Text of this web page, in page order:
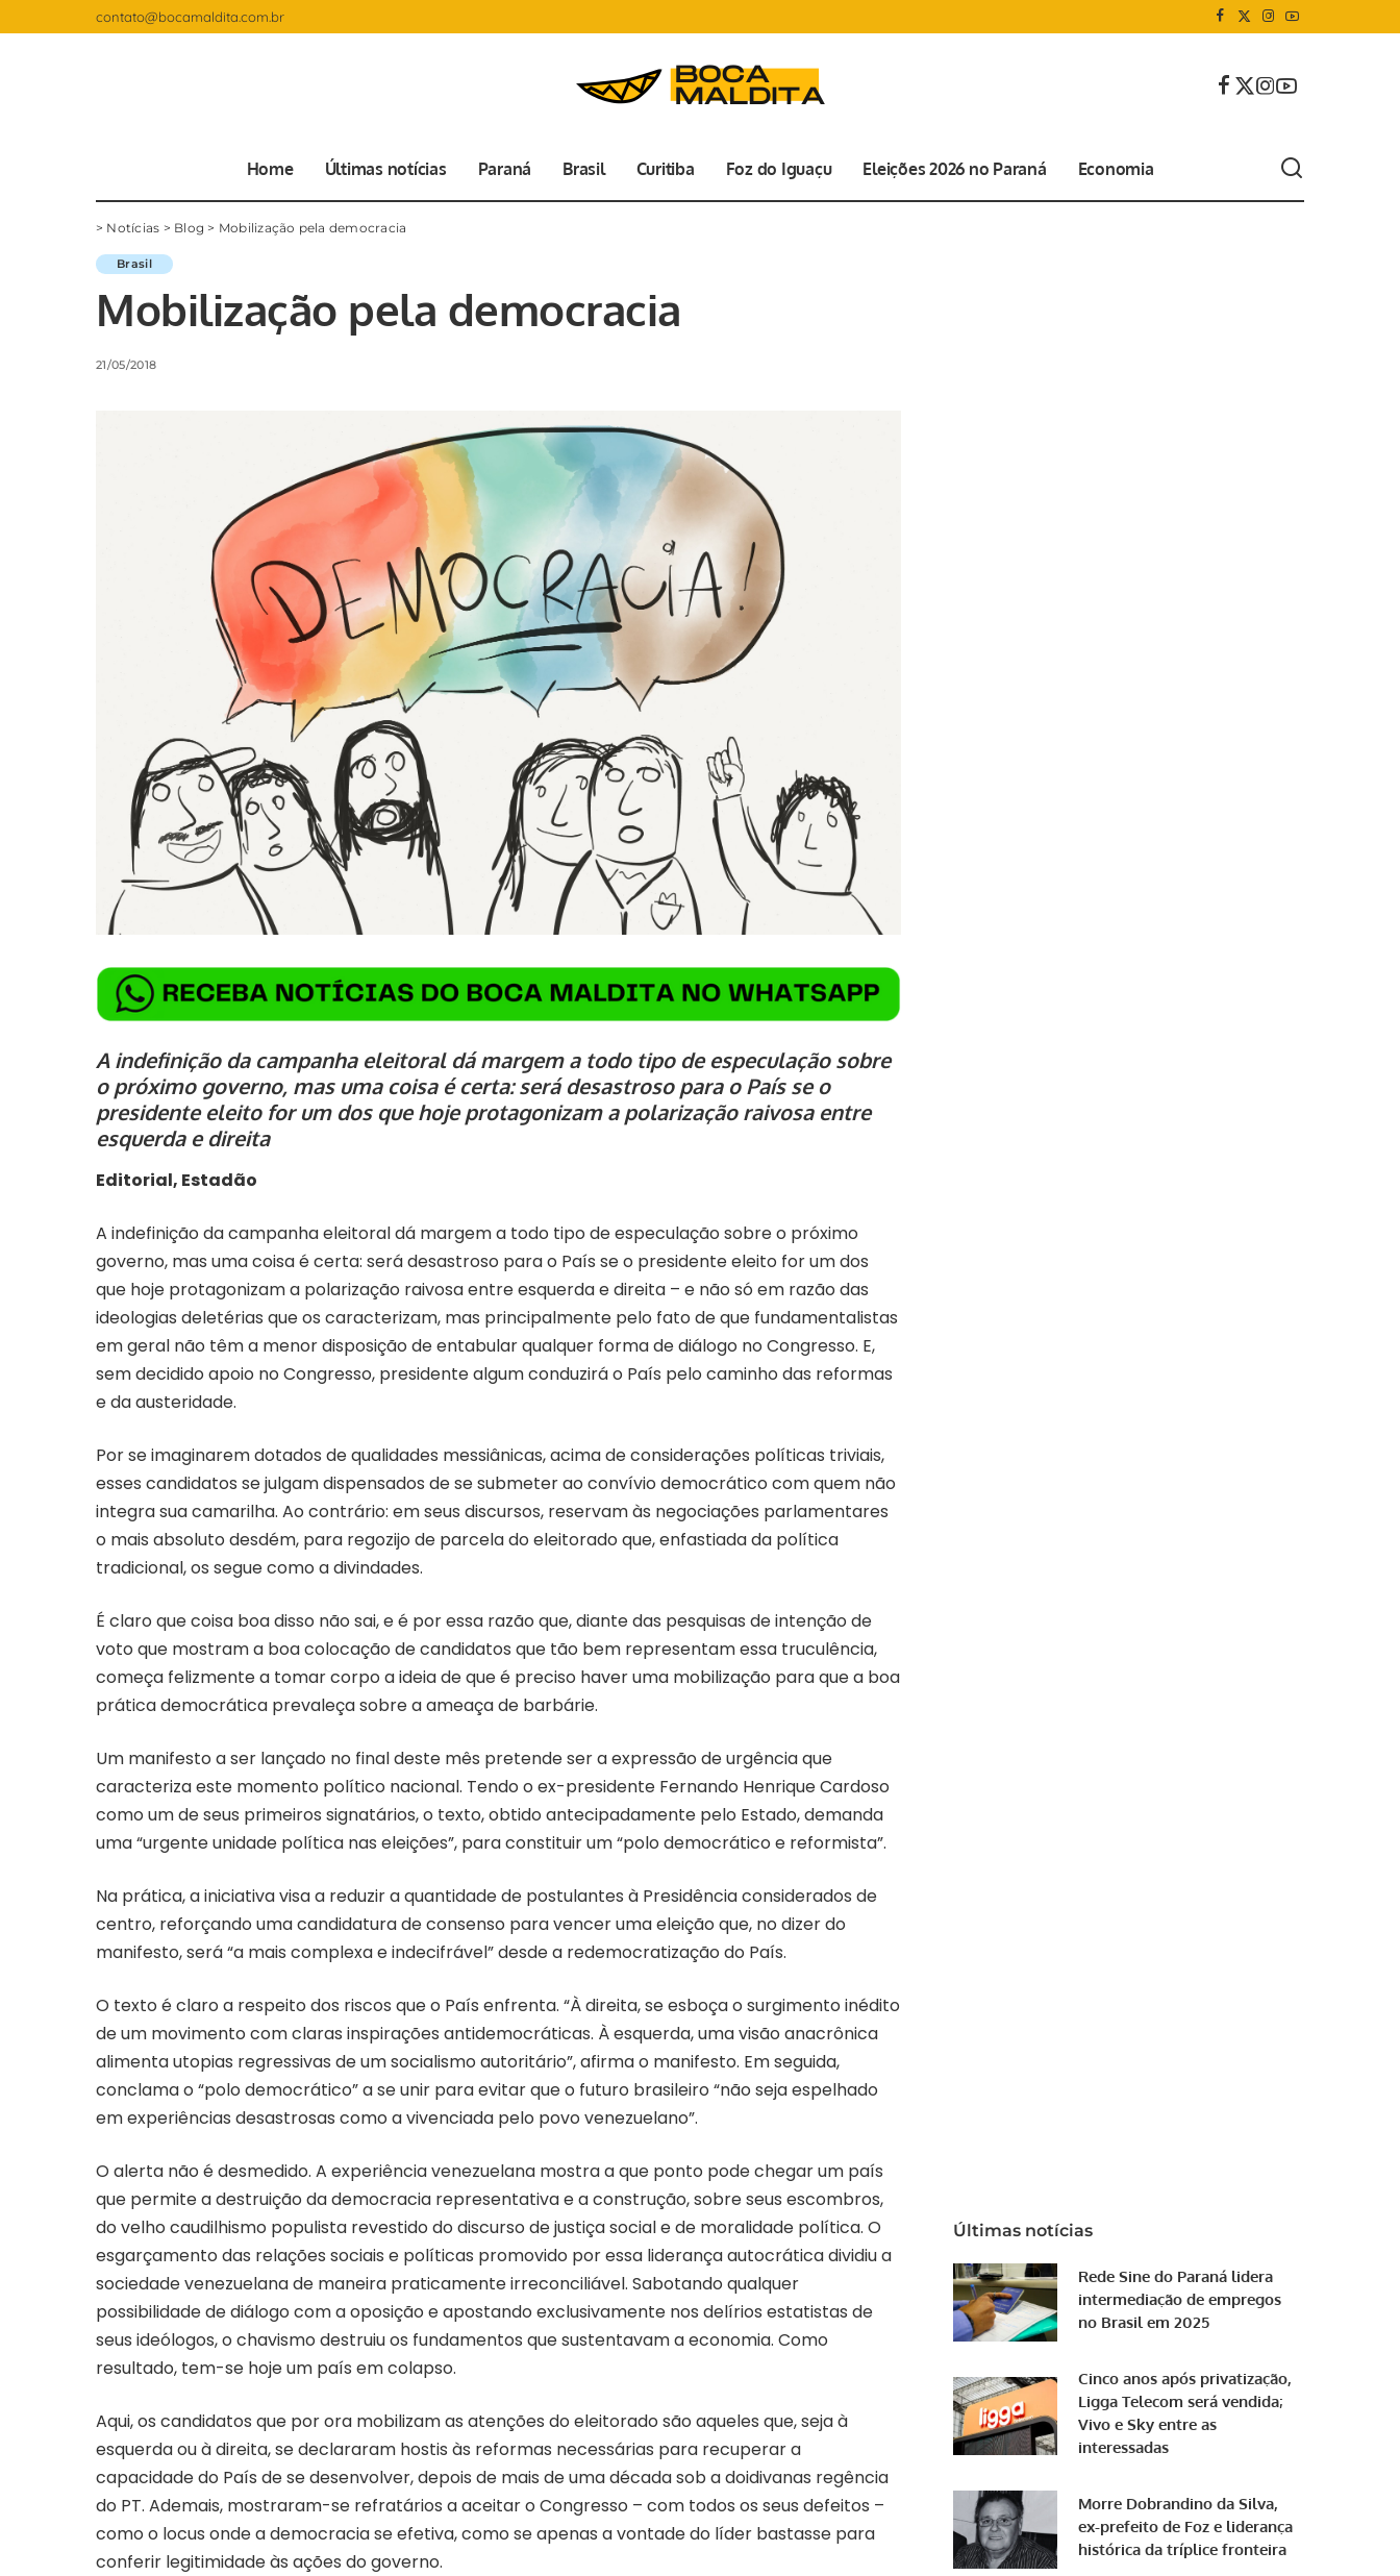
contato@bocamaldita.com.br
Home Últimas notícias Paraná Brasil Curitiba Foz do Iguaçu Eleições 2026 no Paraná Economia
> Notícias > Blog > Mobilização pela democracia
Brasil
Mobilização pela democracia
21/05/2018
A indefinição da campanha eleitoral dá margem a todo tipo de especulação sobre
o próximo governo, mas uma coisa é certa: será desastroso para o País se o
presidente eleito for um dos que hoje protagonizam a polarização raivosa entre
esquerda e direita
Editorial, Estadão
A indefinição da campanha eleitoral dá margem a todo tipo de especulação sobre o próximo
governo, mas uma coisa é certa: será desastroso para o País se o presidente eleito for um dos
que hoje protagonizam a polarização raivosa entre esquerda e direita – e não só em razão das
ideologias deletérias que os caracterizam, mas principalmente pelo fato de que fundamentalistas
em geral não têm a menor disposição de entabular qualquer forma de diálogo no Congresso. E,
sem decidido apoio no Congresso, presidente algum conduzirá o País pelo caminho das reformas
e da austeridade.
Por se imaginarem dotados de qualidades messiânicas, acima de considerações políticas triviais,
esses candidatos se julgam dispensados de se submeter ao convívio democrático com quem não
integra sua camarilha. Ao contrário: em seus discursos, reservam às negociações parlamentares
o mais absoluto desdém, para regozijo de parcela do eleitorado que, enfastiada da política
tradicional, os segue como a divindades.
É claro que coisa boa disso não sai, e é por essa razão que, diante das pesquisas de intenção de
voto que mostram a boa colocação de candidatos que tão bem representam essa truculência,
começa felizmente a tomar corpo a ideia de que é preciso haver uma mobilização para que a boa
prática democrática prevaleça sobre a ameaça de barbárie.
Um manifesto a ser lançado no final deste mês pretende ser a expressão de urgência que
caracteriza este momento político nacional. Tendo o ex-presidente Fernando Henrique Cardoso
como um de seus primeiros signatários, o texto, obtido antecipadamente pelo Estado, demanda
uma “urgente unidade política nas eleições”, para constituir um “polo democrático e reformista”.
Na prática, a iniciativa visa a reduzir a quantidade de postulantes à Presidência considerados de
centro, reforçando uma candidatura de consenso para vencer uma eleição que, no dizer do
manifesto, será “a mais complexa e indecifrável” desde a redemocratização do País.
O texto é claro a respeito dos riscos que o País enfrenta. “À direita, se esboça o surgimento inédito
de um movimento com claras inspirações antidemocráticas. À esquerda, uma visão anacrônica
alimenta utopias regressivas de um socialismo autoritário”, afirma o manifesto. Em seguida,
conclama o “polo democrático” a se unir para evitar que o futuro brasileiro “não seja espelhado
em experiências desastrosas como a vivenciada pelo povo venezuelano”.
O alerta não é desmedido. A experiência venezuelana mostra a que ponto pode chegar um país
que permite a destruição da democracia representativa e a construção, sobre seus escombros,
do velho caudilhismo populista revestido do discurso de justiça social e de moralidade política. O
esgarçamento das relações sociais e políticas promovido por essa liderança autocrática dividiu a
sociedade venezuelana de maneira praticamente irreconciliável. Sabotando qualquer
possibilidade de diálogo com a oposição e apostando exclusivamente nos delírios estatistas de
seus ideólogos, o chavismo destruiu os fundamentos que sustentavam a economia. Como
resultado, tem-se hoje um país em colapso.
Aqui, os candidatos que por ora mobilizam as atenções do eleitorado são aqueles que, seja à
esquerda ou à direita, se declararam hostis às reformas necessárias para recuperar a
capacidade do País de se desenvolver, depois de mais de uma década sob a doidivanas regência
do PT. Ademais, mostraram-se refratários a aceitar o Congresso – com todos os seus defeitos –
como o locus onde a democracia se efetiva, como se apenas a vontade do líder bastasse para
conferir legitimidade às ações do governo.
Últimas notícias
Rede Sine do Paraná lidera
intermediação de empregos
no Brasil em 2025
Cinco anos após privatização,
Ligga Telecom será vendida;
Vivo e Sky entre as
interessadas
Morre Dobrandino da Silva,
ex-prefeito de Foz e liderança
histórica da tríplice fronteira